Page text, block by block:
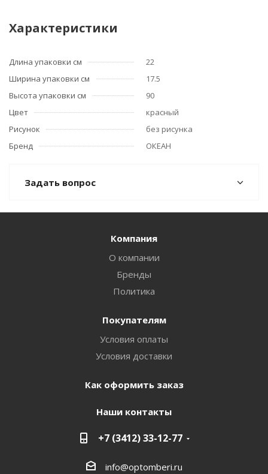
Характеристики
Длина упаковки см
22
Ширина упаковки см
17.5
Высота упаковки см
90
Цвет
красный
Рисунок
без рисунка
Бренд
ОКЕАН
Задать вопрос
Компания
О компании
Бренды
Политика
Покупателям
Условия оплаты
Условия доставки
Как оформить заказ
Наши контакты
+7 (3412) 33-12-77
info@optomberi.ru